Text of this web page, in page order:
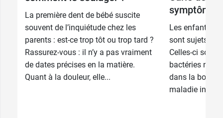
La première dent de bébé suscite
souvent de l’inquiétude chez les
parents : est-ce trop tôt ou trop tard ?
Rassurez-vous : il n’y a pas vraiment
de dates précises en la matière.
Quant à la douleur, elle...
Les enfants,
sont sujets
Celles-ci sont
bactéries
dans la
maladie